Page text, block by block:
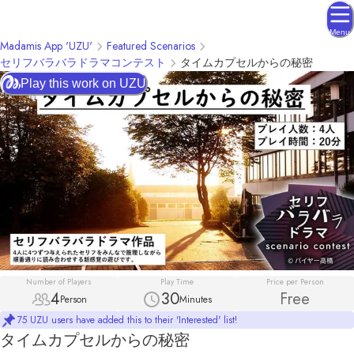
Menu
Madamis App 'UZU'
Featured Scenarios
セリフバラバラドラマコンテスト
タイムカプセルからの秘密
Number of Players
4Person
Play Time
30Minutes
Price per Person
Free
75 UZU users have added this to their 'Interested' list!
Play this work on UZU
タイムカプセルからの秘密